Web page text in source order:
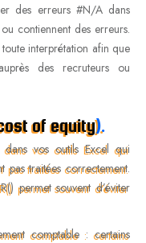
des erreurs #N/A dans
contiennent des erreurs.
interprétation afin que
des recruteurs ou
of equity).
vos outils Excel qui
pas traitées correctement.
permet souvent d’éviter
comptable : certains